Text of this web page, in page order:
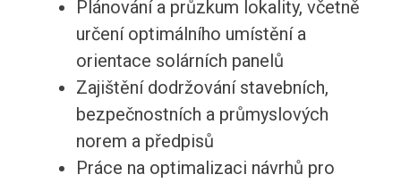
Plánování a průzkum lokality, včetně
určení optimálního umístění a
orientace solárních panelů
Zajištění dodržování stavebních,
bezpečnostních a průmyslových
norem a předpisů
Práce na optimalizaci návrhů pro